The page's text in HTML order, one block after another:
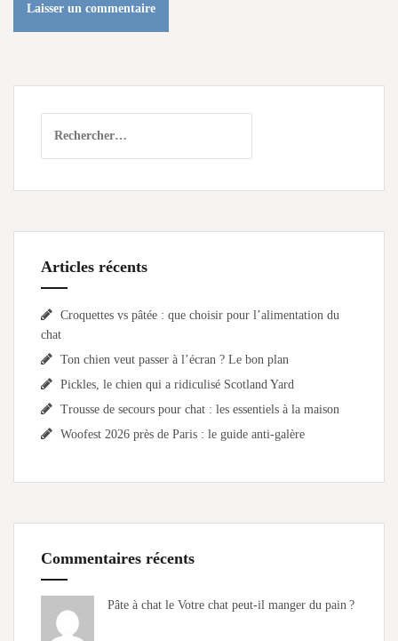
Articles récents
Croquettes vs pâtée : que choisir pour l’alimentation du
chat
Ton chien veut passer à l’écran ? Le bon plan
Pickles, le chien qui a ridiculisé Scotland Yard
Trousse de secours pour chat : les essentiels à la maison
Woofest 2026 près de Paris : le guide anti-galère
Commentaires récents
Pâte à chat le Votre chat peut-il manger du pain ?